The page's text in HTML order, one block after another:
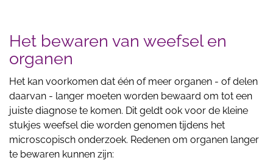
Het bewaren van weefsel en
organen
Het kan voorkomen dat één of meer organen - of delen
daarvan - langer moeten worden bewaard om tot een
juiste diagnose te komen. Dit geldt ook voor de kleine
stukjes weefsel die worden genomen tijdens het
microscopisch onderzoek. Redenen om organen langer
te bewaren kunnen zijn: